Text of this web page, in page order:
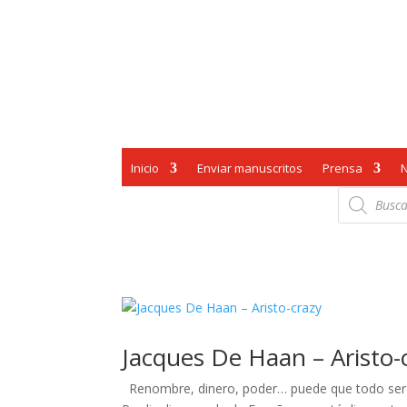
Inicio Enviar manuscritos Prensa
Búsqueda
de
productos
Jacques De Haan –
Renombre, dinero, poder… puede que todo